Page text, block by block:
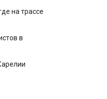
на трассе
в